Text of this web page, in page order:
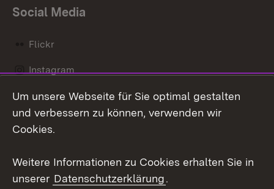
Social Media
Flickr
Instagram
Social Wall
Um unsere Webseite für Sie optimal gestalten
und verbessern zu können, verwenden wir
Cookies.
Weitere Informationen zu Cookies erhalten Sie in
unserer Datenschutzerklärung.